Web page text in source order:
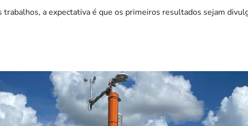
trabalhos, a expectativa é que os primeiros resultados sejam